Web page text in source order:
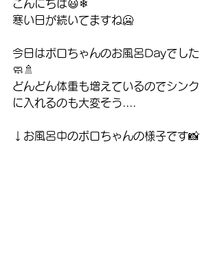
こんにちは😃❄
寒い日が続いてますね🥶
今日はポロちゃんのお風呂Dayでした
🧼🚿
どんどん体重も増えているのでシンク
に入れるのも大変そう....
↓お風呂中のポロちゃんの様子です📸